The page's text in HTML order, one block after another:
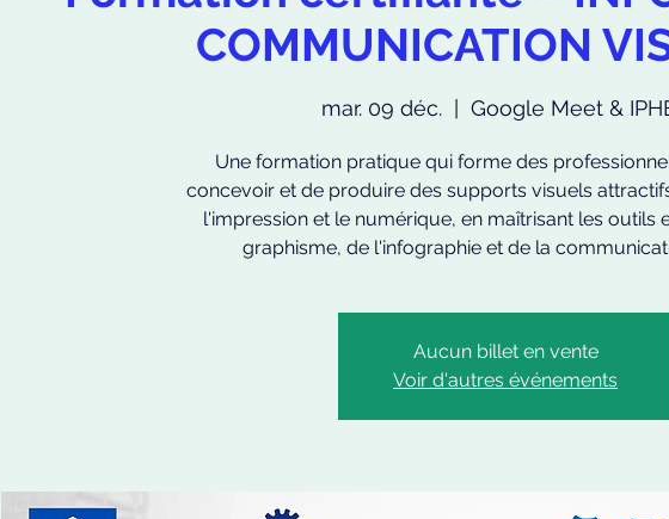
COMMUNICATION
mar. 09 déc.
  |
Google Meet &
Une formation pratique qui forme des
concevoir et de produire des supports visuels
l'impression et le numérique, en maîtrisant les outils
graphisme, de l'infographie et de la
Aucun billet en vente
Voir d'autres événements